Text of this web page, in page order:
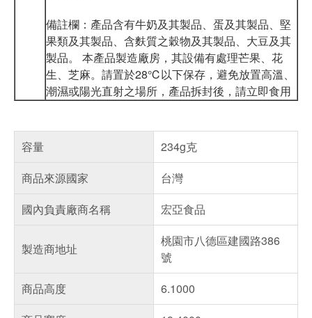
備註欄：產品含有牛奶及其製品、蛋及其製品、堅
果類及其製品、含麩質之穀物及其製品、大豆及其
製品。 本產品製造廠房，其設備有處理芒果、花
生、芝麻。請置於28℃以下保存，避免放置高溫、
潮濕或陽光直射之場所，產品拆封後，請立即食用
容量
234g克
商品來源國家
台灣
國內負責廠商名稱
宏亞食品
製造商地址
桃園市八德區建國路386
號
商品高度
6.1000